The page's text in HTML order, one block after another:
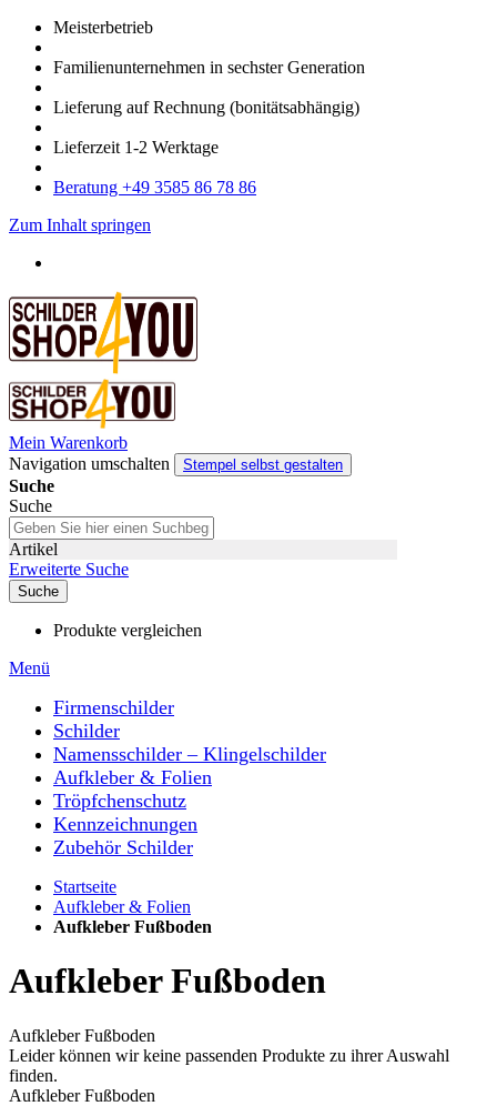
Meister­betrieb
Familien­unter­nehmen in sechster Gene­ration
Lieferung auf Rech­nung (bonitätsabhängig)
Liefer­zeit 1-2 Werk­tage
Bera­tung +49 3585 86 78 86
Zum Inhalt springen
Mein Warenkorb
Navigation umschalten
Stempel selbst gestalten
Suche
Suche
Artikel
Erweiterte Suche
Suche
Produkte vergleichen
Menü
Firmenschilder
Schilder
Namensschilder – Klingelschilder
Aufkleber & Folien
Tröpfchenschutz
Kennzeichnungen
Zubehör Schilder
Startseite
Aufkleber & Folien
Aufkleber Fußboden
Aufkleber Fußboden
Aufkleber Fußboden
Leider können wir keine passenden Produkte zu ihrer Auswahl
finden.
Aufkleber Fußboden